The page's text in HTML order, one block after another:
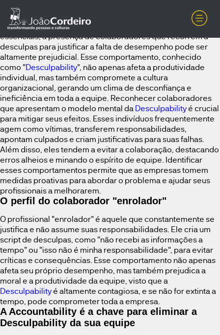
Desculpability: Como a Accountability pode eliminar seus
efeitos e ajudar profissionais “enroladores”No ambiente
corporativo, onde a eficiência e os resultados são
essenciais, a presença de colaboradores que recorrem a
desculpas para justificar a falta de desempenho pode ser
altamente prejudicial. Esse comportamento, conhecido
como "Desculpability", não apenas afeta a produtividade
individual, mas também compromete a cultura
organizacional, gerando um clima de desconfiança e
ineficiência em toda a equipe. Reconhecer colaboradores
que apresentam o modelo mental da Desculpabilityé crucial
para mitigar seus efeitos. Esses indivíduos frequentemente
agem como vítimas, transferem responsabilidades,
apontam culpados e criam justificativas para suas falhas.
Além disso, eles tendem a evitar a colaboração, destacando
erros alheios e minando o espírito de equipe. Identificar
esses comportamentos permite que as empresas tomem
medidas proativas para abordar o problema e ajudar seus
profissionais a melhorarem.
O perfil do colaborador "enrolador"
O profissional "enrolador" é aquele que constantemente se
justifica e não assume suas responsabilidades. Ele cria um
script de desculpas, como "não recebi as informações a
tempo" ou "isso não é minha responsabilidade", para evitar
críticas e consequências. Esse comportamento não apenas
afeta seu próprio desempenho, mas também prejudica a
moral e a produtividade da equipe, visto que a
Desculpabilityé altamente contagiosa, e se não for extinta a
tempo, pode comprometer toda a empresa.
A Accountability é a chave para eliminar a
Desculpability da sua equipe